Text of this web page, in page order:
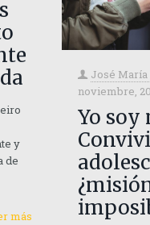
y
de
más
José María
noviembre,
Yo soy